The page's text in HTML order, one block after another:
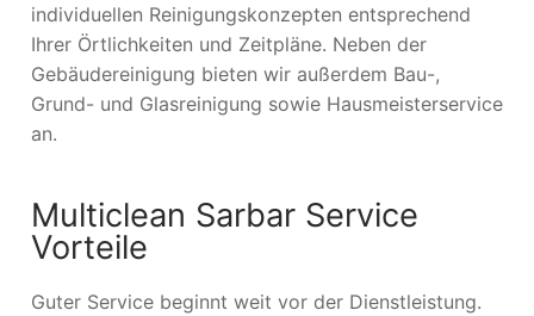
individuellen Reinigungskonzepten entsprechend
Ihrer Örtlichkeiten und Zeitpläne. Neben der
Gebäudereinigung bieten wir außerdem Bau-,
Grund- und Glasreinigung sowie Hausmeisterservice
an.
Multiclean Sarbar Service
Vorteile
Guter Service beginnt weit vor der Dienstleistung.